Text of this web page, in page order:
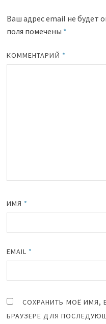
Ваш адрес email не будет
поля помечены *
КОММЕНТАРИЙ *
ИМЯ *
EMAIL *
СОХРАНИТЬ МОЁ ИМЯ,
БРАУЗЕРЕ ДЛЯ